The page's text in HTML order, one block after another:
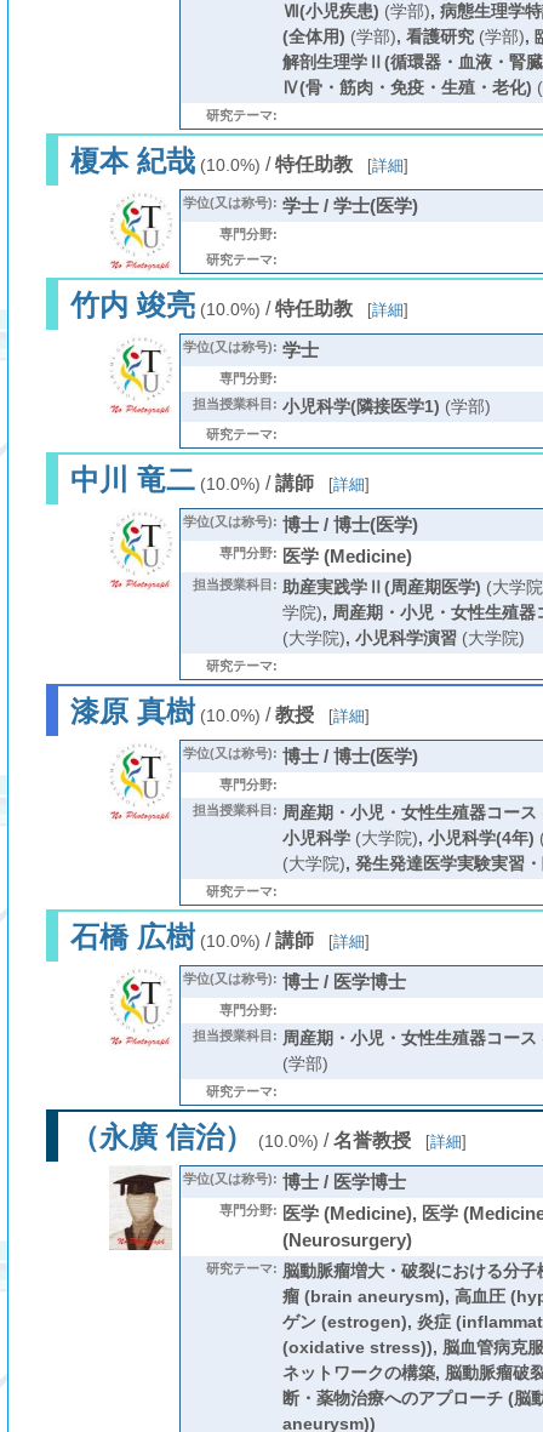
Ⅶ(小児疾患) (学部), 病態生理学
(全体用) (学部), 看護研究(学部),
解剖生理学Ⅱ(循環器・血液・腎
Ⅳ(骨・筋肉・免疫・生殖・老化)
研究テーマ:
榎本 紀哉(10.0%) /特任助教 詳細
学位(又は称号): 学士 / 学士(医学)
専門分野:
研究テーマ:
竹内 竣亮(10.0%) /特任助教 詳細
学位(又は称号): 学士
専門分野:
担当授業科目: 小児科学(隣接医学1) (学部)
研究テーマ:
中川 竜二(10.0%) /講師 詳細
学位(又は称号): 博士 / 博士(医学)
専門分野: 医学 (Medicine)
担当授業科目: 助産実践学Ⅱ(周産期医学) (大学
学院), 周産期・小児・女性生殖器
(大学院), 小児科学演習(大学院)
研究テーマ:
漆原 真樹 (10.0%) /教授 詳細
学位(又は称号): 博士 / 博士(医学)
専門分野:
担当授業科目:
周産期・小児・女性生殖器コース
小児科学(大学院), 小児科学(4年)
(大学院), 発生発達医学実験実習
研究テーマ:
石橋 広樹 (10.0%) /講師 詳細
学位(又は称号): 博士 / 医学博士
専門分野:
担当授業科目:
周産期・小児・女性生殖器コース
(学部)
研究テーマ:
（永廣 信治） (10.0%) /名誉教授 詳細
学位(又は称号): 博士 / 医学博士
専門分野: 医学 (Medicine), 医学
(Neurosurgery)
研究テーマ: 脳動脈瘤増大・破裂における分
瘤 (brain aneurysm), 高血圧
ゲン (estrogen), 炎症
(oxidative stress)), 脳血管病克
ネットワークの構築, 脳動脈瘤破
断・薬物治療へのアプローチ (脳
aneurysm))